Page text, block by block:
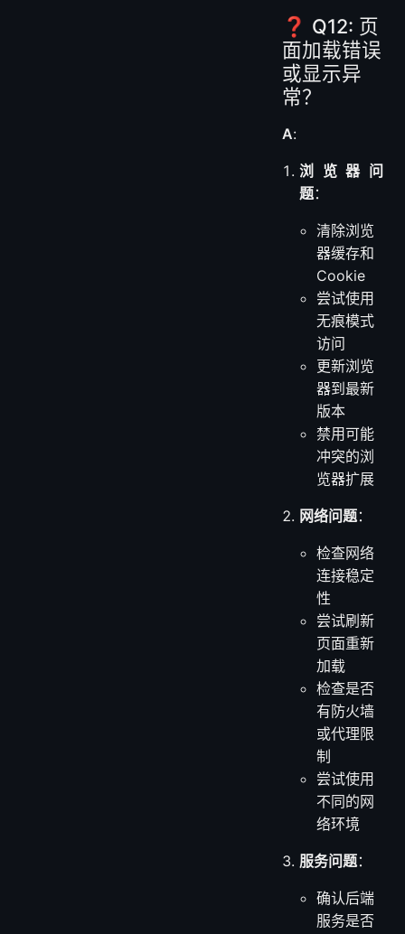
❓ Q12: 页
面加载错误
或显示异
常？
A:
浏览器问
题：
清除浏览
器缓存和
Cookie
尝试使用
无痕模式
访问
更新浏览
器到最新
版本
禁用可能
冲突的浏
览器扩展
网络问题：
检查网络
连接稳定
性
尝试刷新
页面重新
加载
检查是否
有防火墙
或代理限
制
尝试使用
不同的网
络环境
服务问题：
确认后端
服务是否